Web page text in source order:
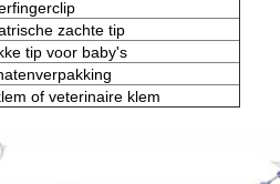
zachte tip
tip voor baby's
of veterinaire klem